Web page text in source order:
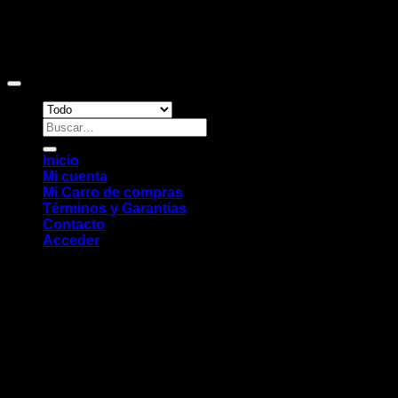
Buscar
por:
Inicio
Mi cuenta
Mi Carro de compras
Términos y Garantías
Contacto
Acceder